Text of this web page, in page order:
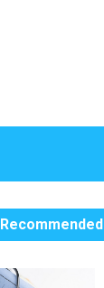
Recommended